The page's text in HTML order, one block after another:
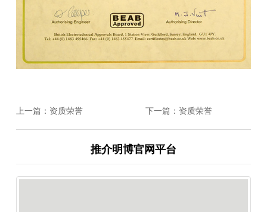
上一篇：资质荣誉 下一篇：资质荣誉
推介明博官网平台